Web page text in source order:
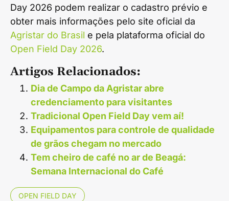
Day 2026 podem realizar o cadastro prévio e
obter mais informações pelo site oficial da
Agristar do Brasil e pela plataforma oficial do
Open Field Day 2026.
Artigos Relacionados:
Dia de Campo da Agristar abre
credenciamento para visitantes
Tradicional Open Field Day vem aí!
Equipamentos para controle de qualidade
de grãos chegam no mercado
Tem cheiro de café no ar de Beagá:
Semana Internacional do Café
OPEN FIELD DAY